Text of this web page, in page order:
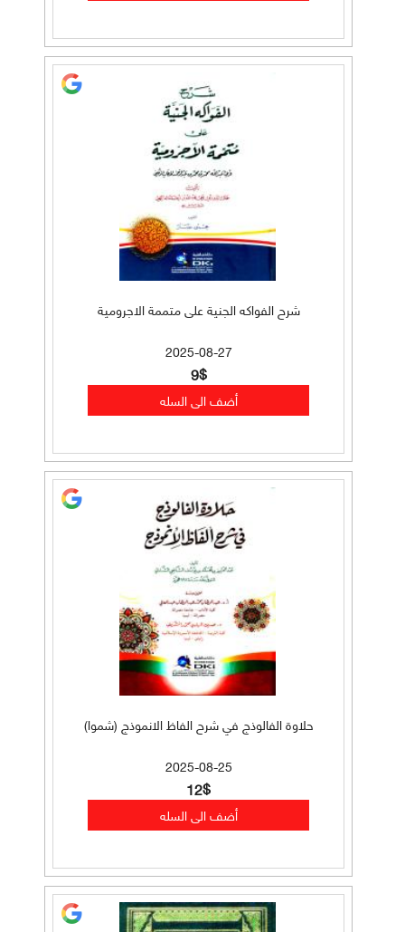
شرح الفواكه الجنية على متممة الاجرومية
2025-08-27
9$
حلاوة الفالوذج في شرح الفاظ الانموذج (شموا)
2025-08-25
12$